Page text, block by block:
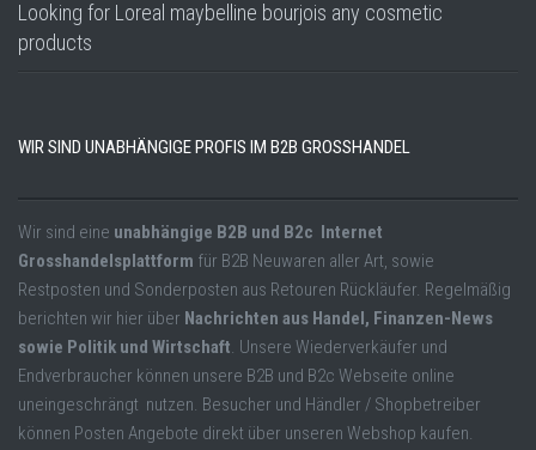
Looking for Loreal maybelline bourjois any cosmetic
products
WIR SIND UNABHÄNGIGE PROFIS IM B2B GROSSHANDEL
Wir sind eine unabhängige B2B und B2c Internet
Grosshandelsplattform für B2B Neuwaren aller Art, sowie
Restposten und Sonderposten aus Retouren Rückläufer. Regelmäßig
berichten wir hier über Nachrichten aus Handel, Finanzen-News
sowie Politik und Wirtschaft. Unsere Wiederverkäufer und
Endverbraucher können unsere B2B und B2c Webseite online
uneingeschrängt nutzen. Besucher und Händler / Shopbetreiber
können Posten Angebote direkt über unseren Webshop kaufen.